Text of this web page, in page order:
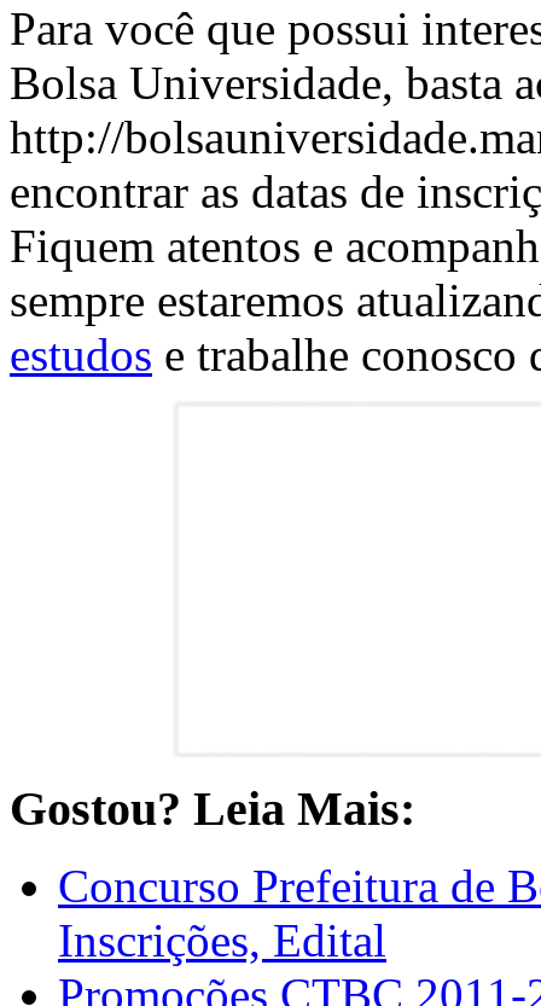
Para você que possui
Bolsa Universidade, basta
http://
encontrar as datas de
Fiquem atentos e
sempre estaremos
estudos e trabalhe conosco
Gostou? Leia Mais:
Concurso Prefeitura de
Inscrições, Edital
Promoções CTBC 2011-